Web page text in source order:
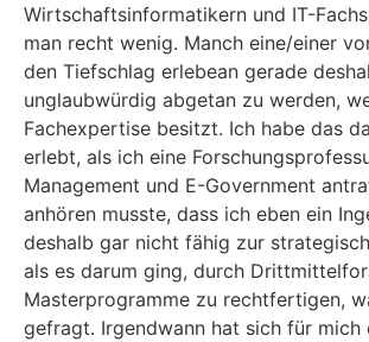
Wirtschaftsinformatikern und IT-
man recht wenig. Manch eine/einer
den Tiefschlag erlebean gerade
unglaubwürdig abgetan zu werden,
Fachexpertise besitzt. Ich habe das
erlebt, als ich eine
Management und E-Government
anhören musste, dass ich eben ein
deshalb gar nicht fähig zur
als es darum ging, durch
Masterprogramme zu rechtfertigen,
gefragt. Irgendwann hat sich für mich